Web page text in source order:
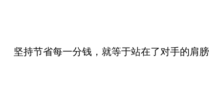
坚持节省每一分钱，就等于站在了对手的肩膀